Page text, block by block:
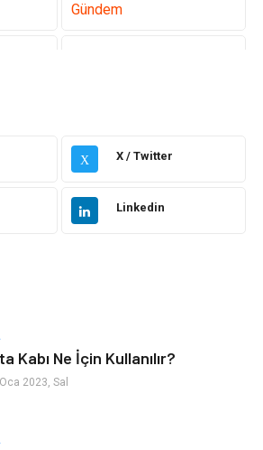
Gündem
Gıda
Elektrik Elektronik
X X / Twitter
Linkedin
Kabı Ne İçin Kullanılır?
2023, Sal